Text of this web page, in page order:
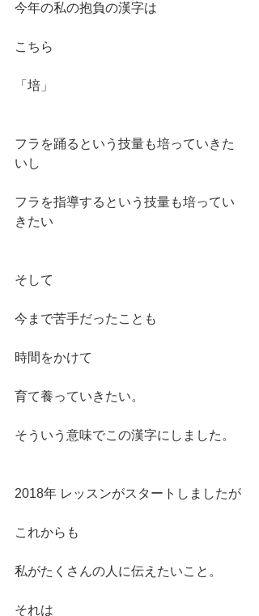
今年の私の抱負の漢字は
こちら
「培」
フラを踊るという技量も培っていきた
いし
フラを指導するという技量も培ってい
きたい
そして
今まで苦手だったことも
時間をかけて
育て養っていきたい。
そういう意味でこの漢字にしました。
2018年 レッスンがスタートしましたが
これからも
私がたくさんの人に伝えたいこと。
それは